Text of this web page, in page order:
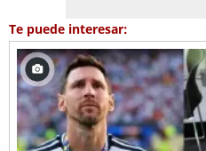
Te puede interesar: